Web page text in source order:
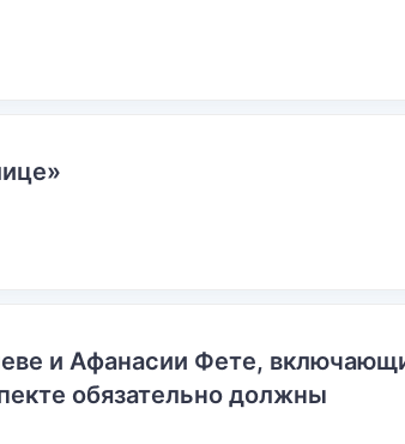
и Афанасии Фете,
обязательно должны